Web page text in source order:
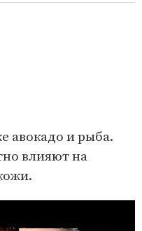
авокадо и рыба.
влияют на